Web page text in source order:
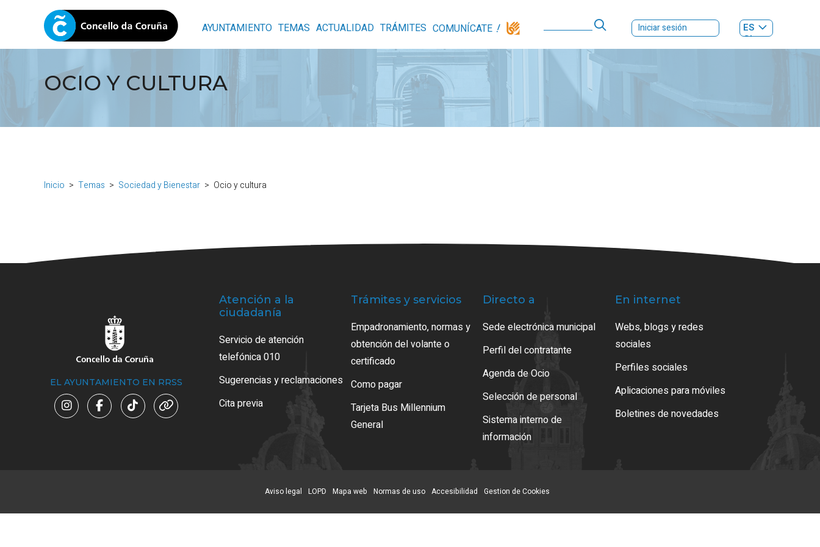
AYUNTAMIENTO TEMAS ACTUALIDAD TRÁMITES COMUNÍCATE Iniciar sesión
ES
GL
OCIO Y CULTURA
Inicio Temas Sociedad y Bienestar Ocio y cultura
EL AYUNTAMIENTO EN RRSS
Atención a la
ciudadanía
Servicio de atención
telefónica 010
Sugerencias y reclamaciones
Cita previa
Trámites y servicios
Empadronamiento, normas y
obtención del volante o
certificado
Como pagar
Tarjeta Bus Millennium
General
Directo a
Sede electrónica municipal
Perfil del contratante
Agenda de Ocio
Selección de personal
Sistema interno de
información
En internet
Webs, blogs y redes
sociales
Perfiles sociales
Aplicaciones para móviles
Boletines de novedades
Aviso legal LOPD Mapa web Normas de uso Accesibilidad Gestion de Cookies